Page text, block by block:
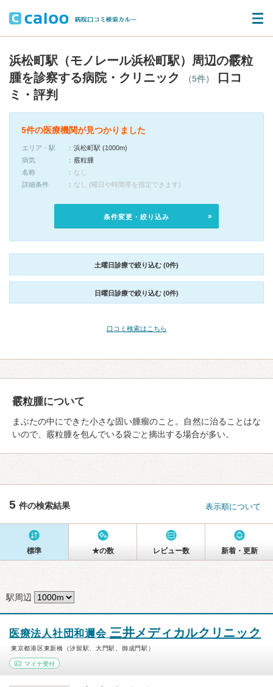
浜松町駅（モノレール浜松町駅）周辺の霰粒
腫を診察する病院・クリニック
（5件）
口コ
ミ・評判
5件の医療機関が見つかりました
エリア・駅
浜松町駅 (1000m)
病気
霰粒腫
名称
なし
詳細条件
なし (曜日や時間帯を指定できます)
条件変更・絞り込み
土曜日診療で絞り込む (0件)
日曜日診療で絞り込む (0件)
口コミ検索はこちら
霰粒腫について
まぶたの中にできた小さな固い腫瘤のこと。自然に治ることはな
いので、霰粒腫を包んでいる袋ごと摘出する場合が多い。
5 件の検索結果 表示順について
標準 ★の数 レビュー数 新着・更新
駅周辺
医療法人社団和邇会 三井メディカルクリニック
東京都港区東新橋（汐留駅、大門駅、御成門駅）
マイナ受付